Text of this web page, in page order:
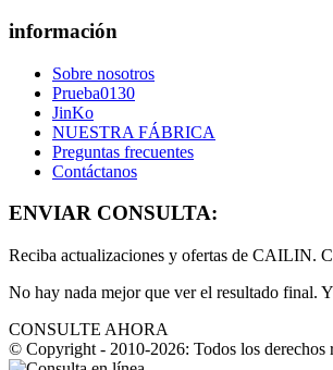
información
Sobre nosotros
Prueba0130
JinKo
NUESTRA FÁBRICA
Preguntas frecuentes
Contáctanos
ENVIAR CONSULTA:
Reciba actualizaciones y ofertas de CAILIN.
No hay nada mejor que ver el resultado final.
CONSULTE AHORA
© Copyright - 2010-2026: Todos los derechos